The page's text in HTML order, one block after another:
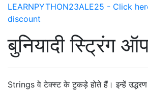
LEARNPYTHON23ALE25 - Click
discount
बुनियादी स्ट्रिंग
Strings वे टेक्स्ट के टुकड़े होते हैं। इन्हें उद्धरण